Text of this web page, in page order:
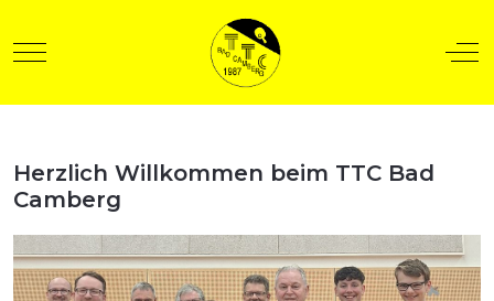
Mobile Menu Toggle
Herzlich Willkommen beim TTC Bad
Camberg
anzeigen